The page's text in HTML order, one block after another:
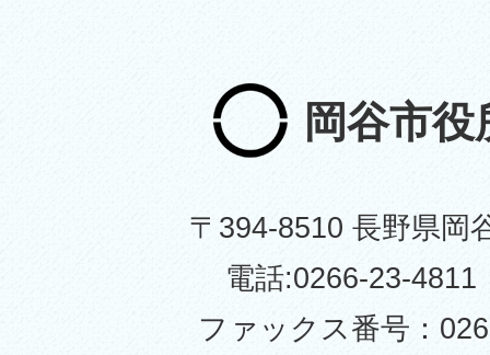
岡谷市役
〒394-8510 長野県岡
電話:0266-23-4811
ファックス番号：